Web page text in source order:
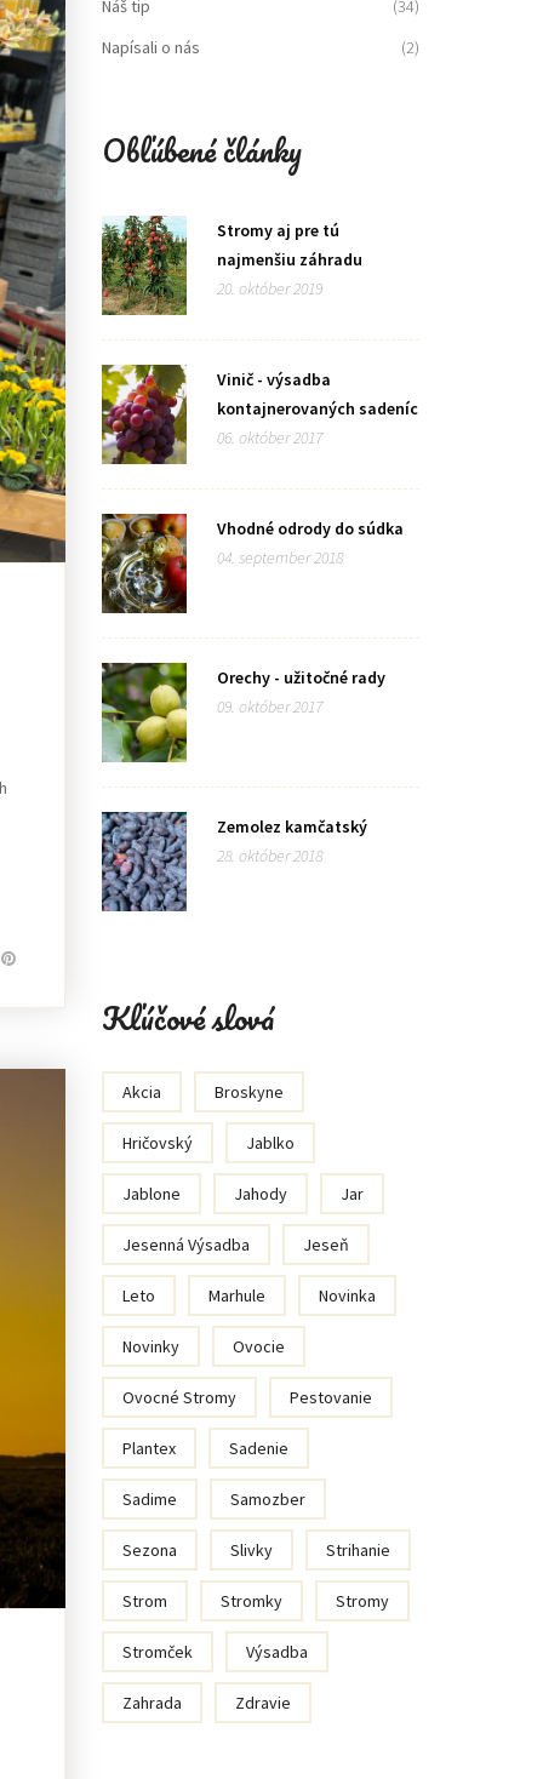
Náš tip
(34)
Napísali o nás
(2)
Obľúbené články
Stromy aj pre tú
najmenšiu záhradu
20. október 2019
Vinič - výsadba
kontajnerovaných sadeníc
06. október 2017
Vhodné odrody do súdka
04. september 2018
Orechy - užitočné rady
09. október 2017
Zemolez kamčatský
28. október 2018
Kľúčové slová
Akcia Broskyne
Hričovský Jablko
Jablone Jahody Jar
Jesenná Výsadba Jeseň
Leto Marhule Novinka
Novinky Ovocie
Ovocné Stromy Pestovanie
Plantex Sadenie
Sadime Samozber
Sezona Slivky Strihanie
Strom Stromky Stromy
Stromček Výsadba
Zahrada Zdravie